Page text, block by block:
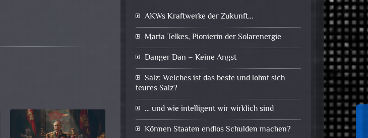
AKWs Kraftwerke der Zukunft…
Maria Telkes, Pionierin der Solarenergie
Danger Dan – Keine Angst
Salz: Welches ist das beste und lohnt sich
teures Salz?
… und wie intelligent wir wirklich sind
Können Staaten endlos Schulden machen?